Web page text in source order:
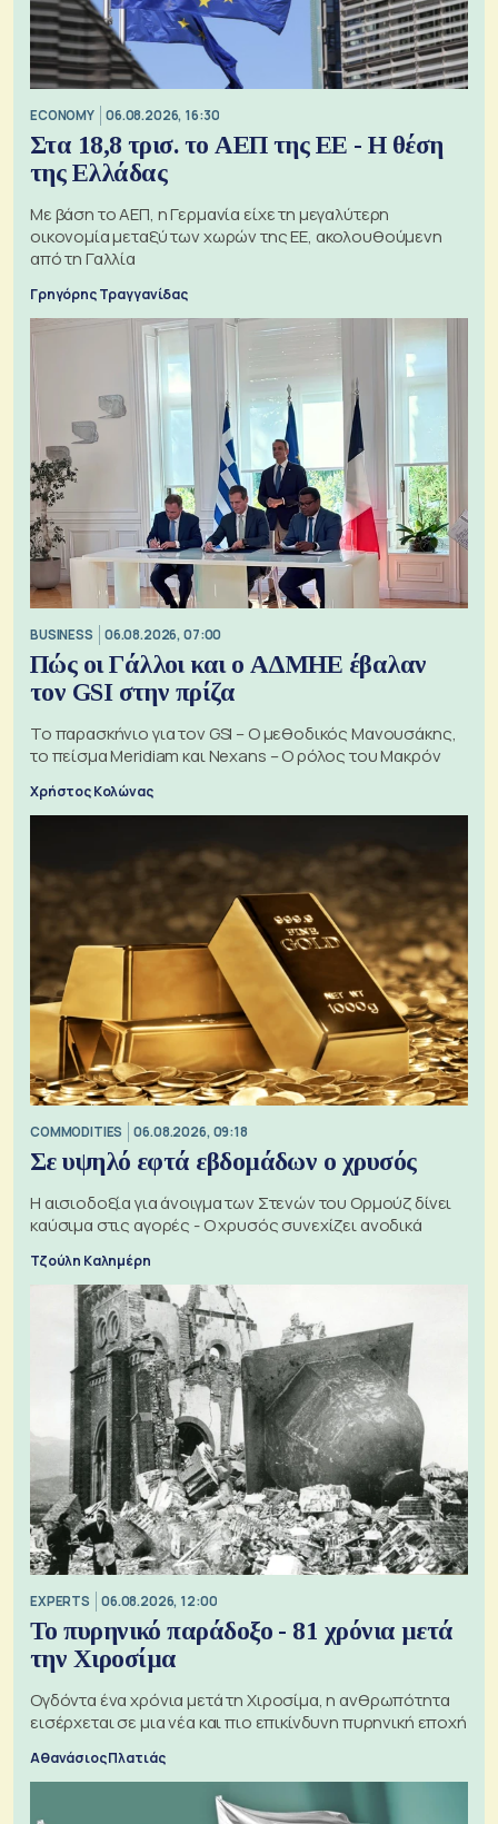
ECONOMY 06.08.2026, 16:30
Στα 18,8 τρισ. το ΑΕΠ της ΕΕ - Η θέση
της Ελλάδας
Με βάση το ΑΕΠ, η Γερμανία είχε τη μεγαλύτερη
οικονομία μεταξύ των χωρών της ΕΕ, ακολουθούμενη
από τη Γαλλία
Γρηγόρης Τραγγανίδας
BUSINESS 06.08.2026, 07:00
Πώς οι Γάλλοι και ο ΑΔΜΗΕ έβαλαν
τον GSI στην πρίζα
Το παρασκήνιο για τον GSI – Ο μεθοδικός Μανουσάκης,
το πείσμα Meridiam και Nexans – Ο ρόλος του Μακρόν
Χρήστος Κολώνας
COMMODITIES 06.08.2026, 09:18
Σε υψηλό εφτά εβδομάδων ο χρυσός
Η αισιοδοξία για άνοιγμα των Στενών του Ορμούζ δίνει
καύσιμα στις αγορές - Ο χρυσός συνεχίζει ανοδικά
Τζούλη Καλημέρη
EXPERTS 06.08.2026, 12:00
Το πυρηνικό παράδοξο - 81 χρόνια μετά
την Χιροσίμα
Ογδόντα ένα χρόνια μετά τη Χιροσίμα, η ανθρωπότητα
εισέρχεται σε μια νέα και πιο επικίνδυνη πυρηνική εποχή
Αθανάσιος Πλατιάς